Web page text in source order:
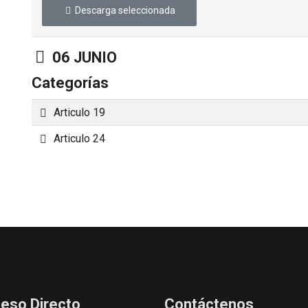
Descarga seleccionada
Carpeta
06 JUNIO
Categorías
Carpeta
Articulo 19
Carpeta
Articulo 24
Directo Contáctenos